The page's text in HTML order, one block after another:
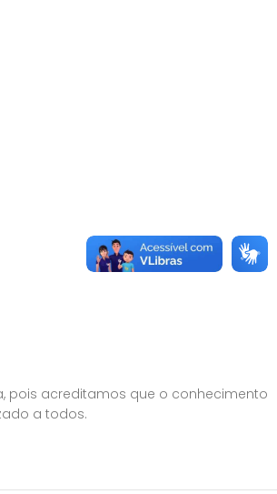
pois acreditamos que o conhecimento
a todos.